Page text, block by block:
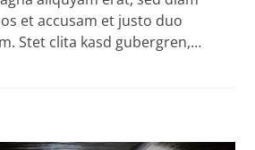
et accusam et justo duo
Stet clita kasd gubergren,…